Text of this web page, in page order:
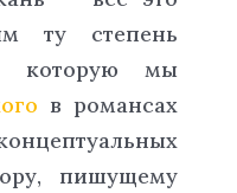
ту степень
которую мы
в романсах
пишущему